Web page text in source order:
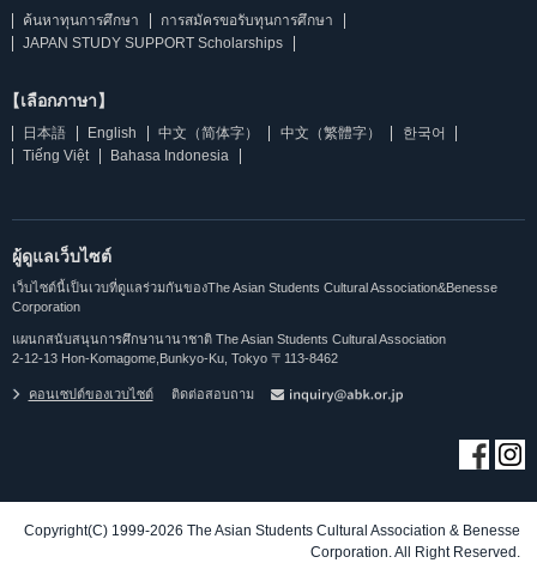
ค้นหาทุนการศึกษา
การสมัครขอรับทุนการศึกษา
JAPAN STUDY SUPPORT Scholarships
【เลือกภาษา】
日本語 English 中文（简体字） 中文（繁體字）
한국어
Tiếng Việt
Bahasa Indonesia
ผู้ดูแลเว็บไซต์
เว็บไซต์นี้เป็นเวบที่ดูแลร่วมกันของThe Asian Students Cultural Association&Benesse
Corporation
แผนกสนับสนุนการศึกษานานาชาติ The Asian Students Cultural Association
2-12-13 Hon-Komagome,Bunkyo-Ku, Tokyo 〒113-8462
คอนเซปต์ของเวบไซต์ ติดต่อสอบถาม
Copyright(C) 1999-2026 The Asian Students Cultural Association & Benesse
Corporation. All Right Reserved.